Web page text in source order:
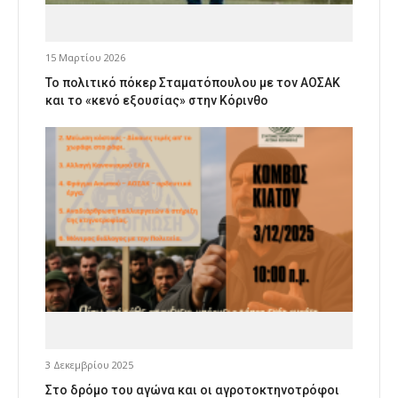
15 Μαρτίου 2026
Το πολιτικό πόκερ Σταματόπουλου με τον ΑΟΣΑΚ
και το «κενό εξουσίας» στην Κόρινθο
3 Δεκεμβρίου 2025
Στο δρόμο του αγώνα και οι αγροτοκτηνοτρόφοι